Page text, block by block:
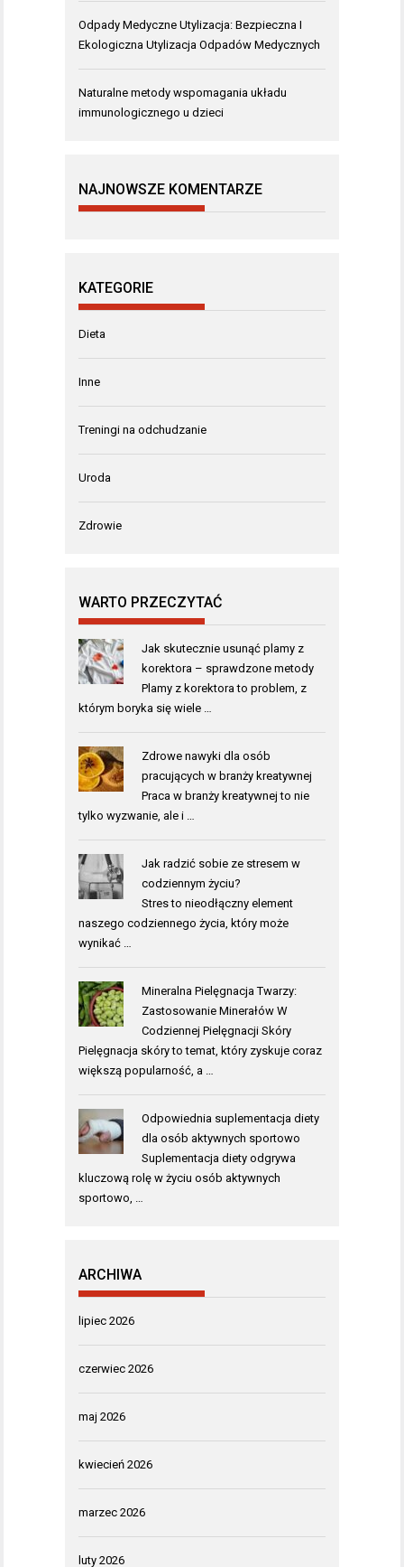
Odpady Medyczne Utylizacja: Bezpieczna I
Ekologiczna Utylizacja Odpadów Medycznych
Naturalne metody wspomagania układu
immunologicznego u dzieci
NAJNOWSZE KOMENTARZE
KATEGORIE
Dieta
Inne
Treningi na odchudzanie
Uroda
Zdrowie
WARTO PRZECZYTAĆ
Jak skutecznie usunąć plamy z
korektora – sprawdzone metody
Plamy z korektora to problem, z
którym boryka się wiele …
Zdrowe nawyki dla osób
pracujących w branży kreatywnej
Praca w branży kreatywnej to nie
tylko wyzwanie, ale i …
Jak radzić sobie ze stresem w
codziennym życiu?
Stres to nieodłączny element
naszego codziennego życia, który może
wynikać …
Mineralna Pielęgnacja Twarzy:
Zastosowanie Minerałów W
Codziennej Pielęgnacji Skóry
Pielęgnacja skóry to temat, który zyskuje coraz
większą popularność, a …
Odpowiednia suplementacja diety
dla osób aktywnych sportowo
Suplementacja diety odgrywa
kluczową rolę w życiu osób aktywnych
sportowo, …
ARCHIWA
lipiec 2026
czerwiec 2026
maj 2026
kwiecień 2026
marzec 2026
luty 2026